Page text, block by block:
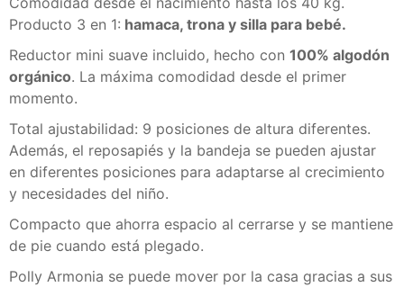
Producto 3 en 1: hamaca, trona y silla para bebé.
Reductor mini suave incluido, hecho con 100% algodón
orgánico. La máxima comodidad desde el primer
momento.
Total ajustabilidad: 9 posiciones de altura diferentes.
Además, el reposapiés y la bandeja se pueden ajustar
en diferentes posiciones para adaptarse al crecimiento
y necesidades del niño.
Compacto que ahorra espacio al cerrarse y se mantiene
de pie cuando está plegado.
Polly Armonia se puede mover por la casa gracias a sus